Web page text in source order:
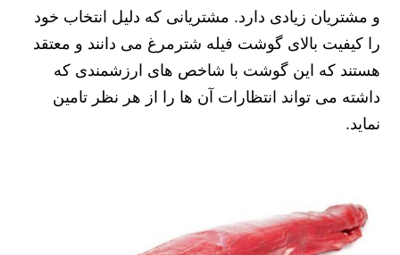
و مشتریان زیادی دارد. مشتریانی که دلیل انتخاب خود
را کیفیت بالای گوشت فیله شترمرغ می دانند و معتقد
هستند که این گوشت با شاخص های ارزشمندی که
داشته می تواند انتظارات آن ها را از هر نظر تامین
نماید.